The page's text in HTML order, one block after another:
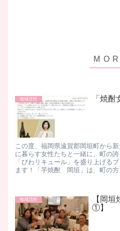
地域活性 「焼酎
この度、福岡県遠賀郡岡垣町から
に暮らす女性たちと一緒に、町の
「びわリキュール」を盛り上げる
ます！ ​「芋焼酎 岡垣」は、町の方
地域活性
【岡
①】